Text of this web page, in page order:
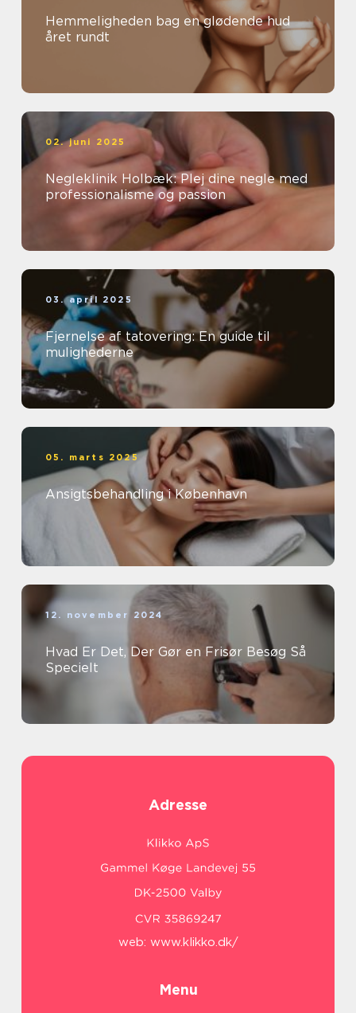
Hemmeligheden bag en glødende hud
året rundt
02. juni 2025
Negleklinik Holbæk: Plej dine negle med
professionalisme og passion
03. april 2025
Fjernelse af tatovering: En guide til
mulighederne
05. marts 2025
Ansigtsbehandling i København
12. november 2024
Hvad Er Det, Der Gør en Frisør Besøg Så
Specielt
Adresse
web: www.klikko.dk/
Menu